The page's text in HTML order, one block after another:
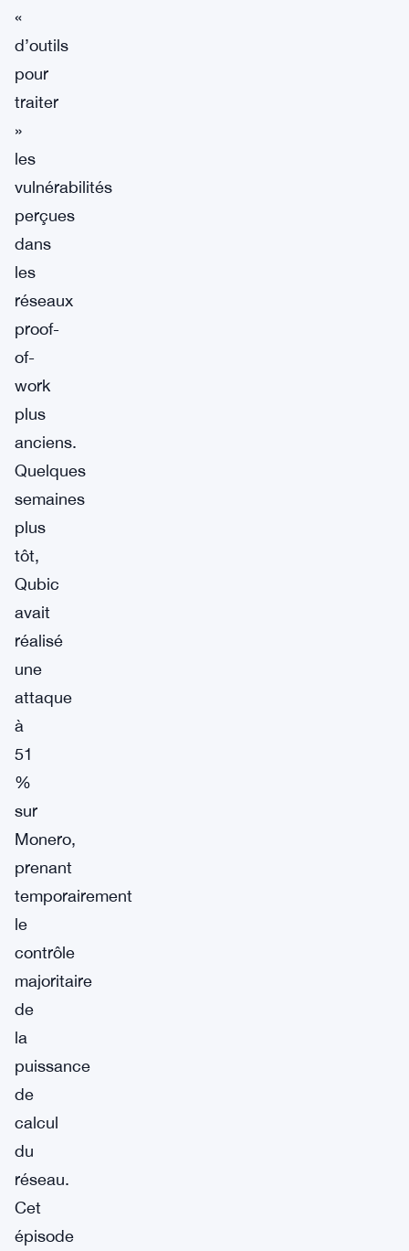
«
d’outils
pour
traiter
»
les
vulnérabilités
perçues
dans
les
réseaux
proof-
of-
work
plus
anciens.
Quelques
semaines
plus
tôt,
Qubic
avait
réalisé
une
attaque
à
51
%
sur
Monero,
prenant
temporairement
le
contrôle
majoritaire
de
la
puissance
de
calcul
du
réseau.
Cet
épisode